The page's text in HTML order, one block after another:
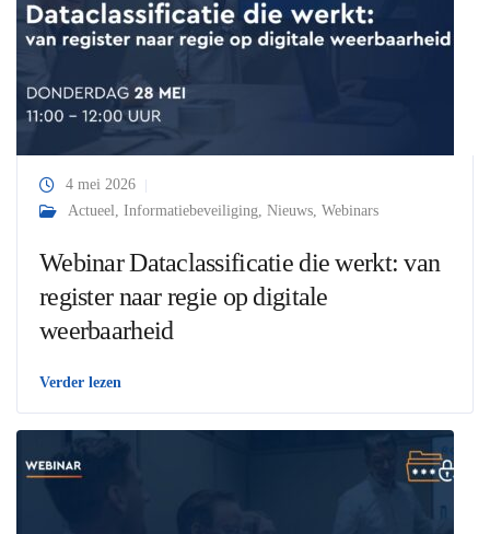
4 mei 2026
Actueel, Informatiebeveiliging, Nieuws, Webinars
Webinar Dataclassificatie die werkt: van
register naar regie op digitale
weerbaarheid
Verder lezen